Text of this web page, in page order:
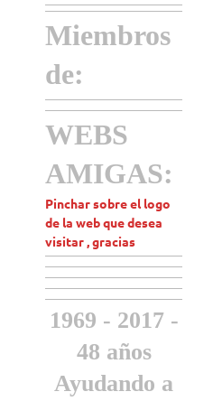
Miembros
de:
WEBS
AMIGAS:
Pinchar sobre el logo
de la web que desea
visitar , gracias
1969 - 2017 -
48 años
Ayudando a